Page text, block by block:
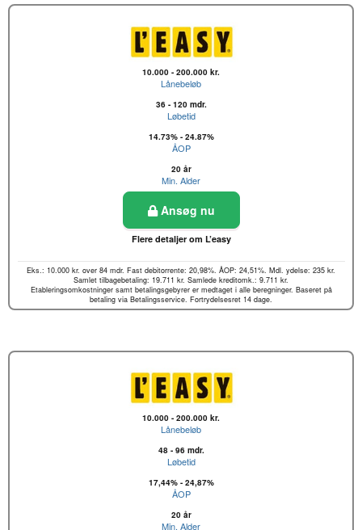
10.000 - 200.000 kr.
Lånebeløb
36 - 120 mdr.
Løbetid
14.73% - 24.87%
ÅOP
20 år
Min. Alder
Ansøg nu
Flere detaljer om L’easy
Eks.: 10.000 kr. over 84 mdr. Fast debitorrente: 20,98%. ÅOP: 24,51%. Mdl. ydelse: 235 kr.
Samlet tilbagebetaling: 19.711 kr. Samlede kreditomk.: 9.711 kr.
Etableringsomkostninger samt betalingsgebyrer er medtaget i alle beregninger. Baseret på
betaling via Betalingsservice. Fortrydelsesret 14 dage.
10.000 - 200.000 kr.
Lånebeløb
48 - 96 mdr.
Løbetid
17,44% - 24,87%
ÅOP
20 år
Min. Alder